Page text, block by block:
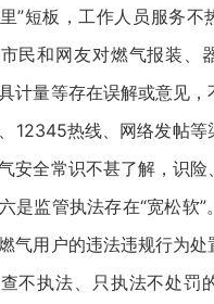
”短板，工作人员服务不
民和网友对燃气报装、
计量等存在误解或意见
12345热线、网络发帖等
安全常识不甚了解，识险
是监管执法存在“宽松软
气用户的违法违规行为
不执法、只执法不处罚